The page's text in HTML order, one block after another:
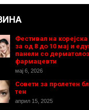
Фестивал на
за од 8 до 10 мај и
панели со
фармацевти
мај 6, 2026
Совети за пролетен
тен
април 15, 2025